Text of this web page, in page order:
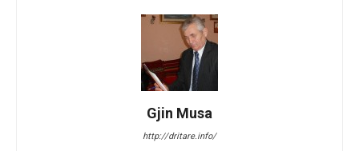
Gjin Musa
http://dritare.info/